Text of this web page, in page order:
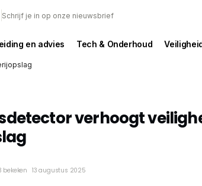
Schrijf je in op onze nieuwsbrief
en advies Tech & Onderhoud
verhoogt
bekeken 13 augustus 2025